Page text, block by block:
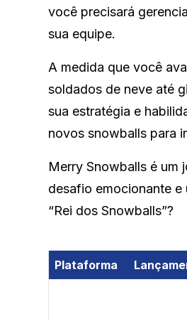
você precisará
sua equipe.
A medida que você
soldados de neve até
sua estratégia e
novos snowballs para
Merry Snowballs é um
desafio emocionante
“Rei dos Snowballs”?
Plataforma